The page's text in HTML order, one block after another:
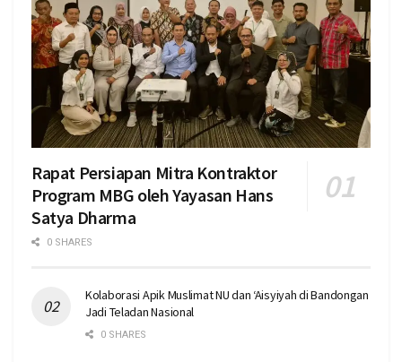
Rapat Persiapan Mitra Kontraktor
Program MBG oleh Yayasan Hans
Satya Dharma
0 SHARES
Kolaborasi Apik Muslimat NU dan ‘Aisyiyah di Bandongan
Jadi Teladan Nasional
0 SHARES